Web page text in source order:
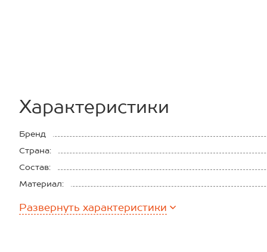
Характеристики
Бренд
Страна:
Состав:
Материал:
Развернуть характеристики